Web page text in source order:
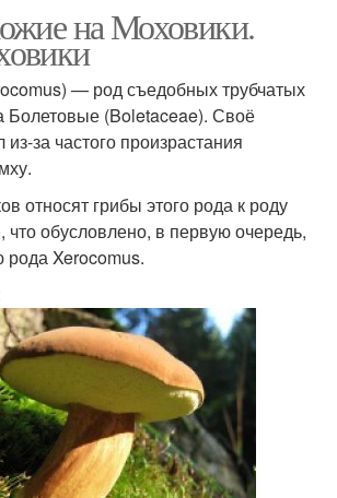
на Моховики.
— род съедобных трубчатых
Болетовые (Boletaceae). Своё
за частого произрастания
относят грибы этого рода к роду
что обусловлено, в первую очередь,
рода Xerocomus.